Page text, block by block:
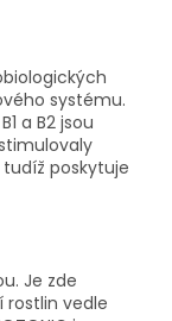
systému.
a B2 jsou
poskytuje
Je zde
vedle